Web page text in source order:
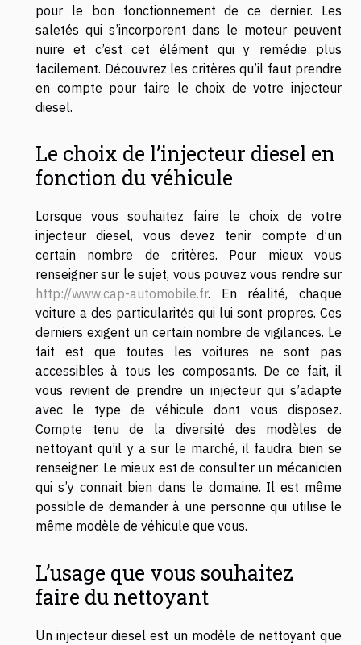
pour le bon fonctionnement de ce dernier. Les
saletés qui s’incorporent dans le moteur peuvent
nuire et c’est cet élément qui y remédie plus
facilement. Découvrez les critères qu’il faut prendre
en compte pour faire le choix de votre injecteur
diesel.
Le choix de l’injecteur diesel en
fonction du véhicule
Lorsque vous souhaitez faire le choix de votre
injecteur diesel, vous devez tenir compte d’un
certain nombre de critères. Pour mieux vous
renseigner sur le sujet, vous pouvez vous rendre sur
http://www.cap-automobile.fr. En réalité, chaque
voiture a des particularités qui lui sont propres. Ces
derniers exigent un certain nombre de vigilances. Le
fait est que toutes les voitures ne sont pas
accessibles à tous les composants. De ce fait, il
vous revient de prendre un injecteur qui s’adapte
avec le type de véhicule dont vous disposez.
Compte tenu de la diversité des modèles de
nettoyant qu’il y a sur le marché, il faudra bien se
renseigner. Le mieux est de consulter un mécanicien
qui s’y connait bien dans le domaine. Il est même
possible de demander à une personne qui utilise le
même modèle de véhicule que vous.
L’usage que vous souhaitez
faire du nettoyant
Un injecteur diesel est un modèle de nettoyant que